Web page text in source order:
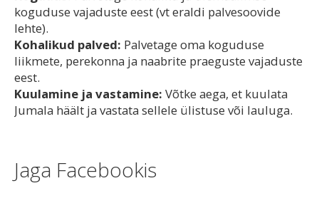
koguduse vajaduste eest (vt eraldi palvesoovide
lehte).
Kohalikud palved: Palvetage oma koguduse
liikmete, perekonna ja naabrite praeguste vajaduste
eest.
Kuulamine ja vastamine: Võtke aega, et kuulata
Jumala häält ja vastata sellele ülistuse või lauluga.
Jaga Facebookis